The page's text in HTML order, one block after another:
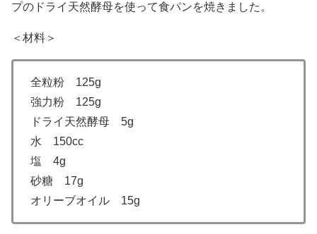
プのドライ天然酵母を使って食パンを焼きました。
＜材料＞
全粒粉 125g
強力粉 125g
ドライ天然酵母 5g
水 150cc
塩 4g
砂糖 17g
オリーブオイル 15g